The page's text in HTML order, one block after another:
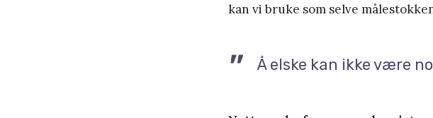
kan vi bruke som selve
Å elske kan ikke være